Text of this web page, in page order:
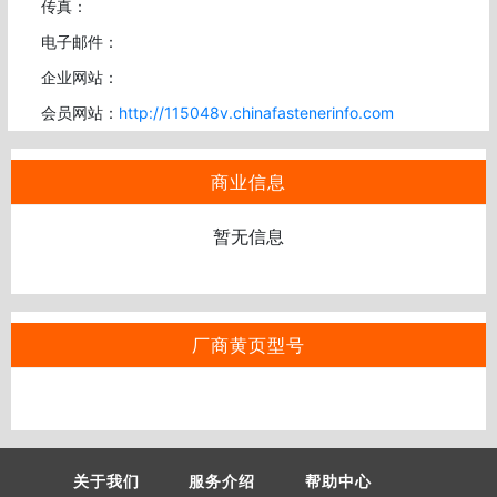
传真：
电子邮件：
企业网站：
会员网站： http://115048v.chinafastenerinfo.com
商业信息
暂无信息
厂商黄页型号
关于我们 服务介绍 帮助中心